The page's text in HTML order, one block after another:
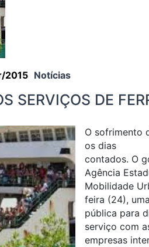
2015 Notícias
SERVIÇOS DE
O sofrimento
os dias
contados. O
Agência
Mobilidade
feira (24),
pública para
serviço com
empresas